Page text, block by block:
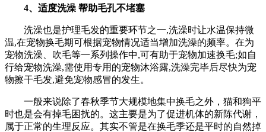
4、适度洗澡 帮助毛孔不堵塞
洗澡也是护理毛发的重要环节之一,洗澡时让水温保持微
温,在宠物换毛期可根据宠物情况适当增加洗澡的频率。在为
宠物洗澡、吹毛等一系列操作中,可有助于宠物加速换毛;如自
行给宠物洗澡,需使用专用的宠物沐浴露,洗澡完毕后尽快为宠
物擦干毛发,避免宠物感冒的发生。
一般来说除了春秋季节大规模地集中换毛之外，猫和狗平
时也是会有掉毛困扰的。这主要是为了促进机体的新陈代谢，
属于正常的生理反应。其实不管是在换毛季还是平时的自然掉